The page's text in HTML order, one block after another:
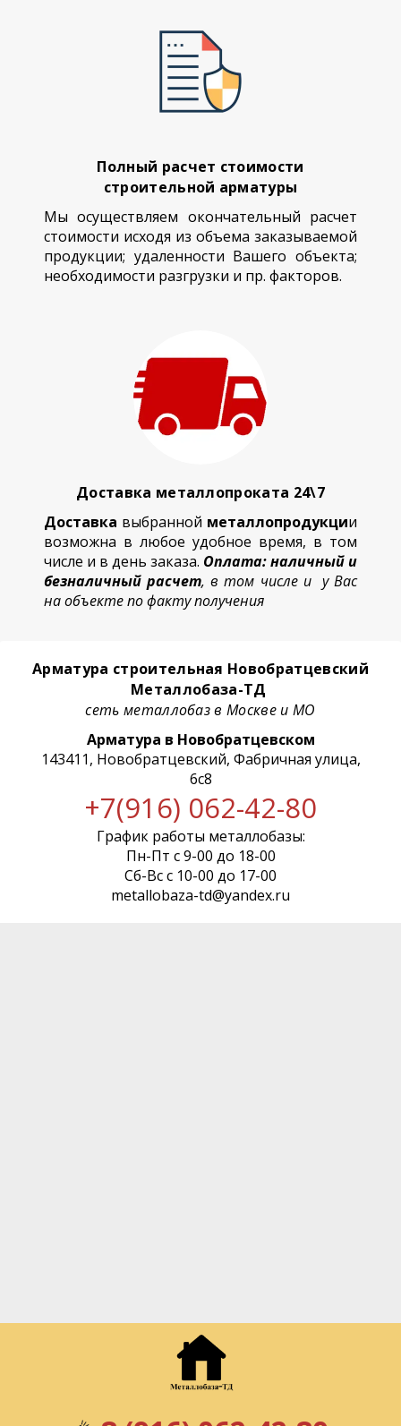
Полный расчет стоимости
строительной арматуры
Мы осуществляем окончательный расчет
стоимости исходя из объема заказываемой
продукции; удаленности Вашего объекта;
необходимости разгрузки и пр. факторов.
Доставка металлопроката 24\7
Доставка выбранной металлопродукции
возможна в любое удобное время, в том
числе и в день заказа. Оплата: наличный и
безналичный расчет, в том числе и у Вас
на объекте по факту получения
Арматура строительная Новобратцевский
Металлобаза-ТД
сеть металлобаз в Москве и МО
Арматура в Новобратцевском
143411, Новобратцевский, Фабричная улица,
6с8
+7(916) 062-42-80
График работы металлобазы:
Пн-Пт с 9-00 до 18-00
Сб-Вс с 10-00 до 17-00
metallobaza-td@yandex.ru